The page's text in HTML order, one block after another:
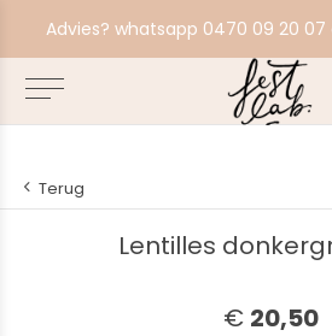
Advies? whatsapp 0470 09 20 07
Terug
Lentilles
€ 20,50